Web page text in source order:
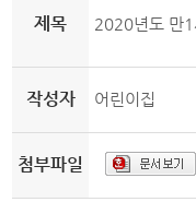
제목 2020년도 만1
작성자 어린이집
첨부파일